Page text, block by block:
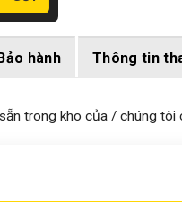
hành Thông tin
trong kho của / chúng